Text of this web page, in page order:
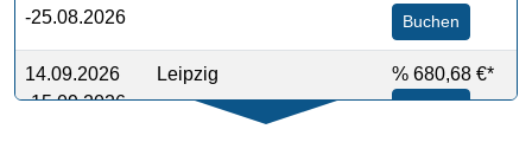
-25.08.2026
Buchen
14.09.2026
-15.09.2026
Leipzig % 680,68 €*
Buchen